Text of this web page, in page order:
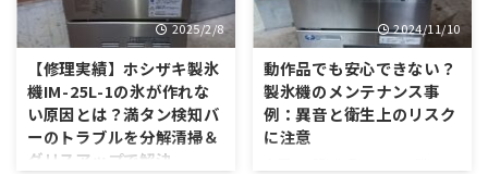
製氷機は夏場でも30分ほどでし
っかりとした氷ができるように
設計されていますが、倍近くの
時間がかかっている状態は、冷
却効率の低下が原因である可能
性が高いです。 今回は、その原
因と解決策について詳しく見て
いきます。一緒に製氷機の心臓
もトラブルや故障が起こりやす
いのも事実。今回は、人気機種
として知られるホシザキ製氷機
「IM-25L-1」の修理実例を通じ
て、よくある症状・修理方法・
日頃のメンテナンスポイントを
解説します。 さらに、当社「氷
2025/2/8
【修理実績】ホシザキ製氷
機IM-25L-1の氷が作れな
い原因とは？満タン検知バ
ーのトラブルを分解清掃＆
グリスアップで解決
2024/11/10
動作品でも安心できない？
製氷機のメンテナンス事
例：異音と衛生上のリスク
に注意